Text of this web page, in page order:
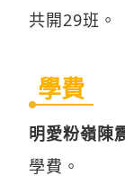
共開29班。
學費
明愛粉嶺陳
學費。